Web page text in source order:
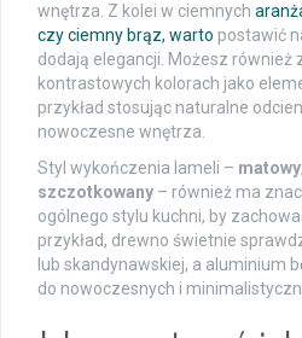
wnętrza. Z kolei w ciemnych
czy ciemny brąz, warto postawić
dodają elegancji. Możesz również
kontrastowych kolorach jako
przykład stosując naturalne
nowoczesne wnętrza.
Styl wykończenia lameli – matowy
szczotkowany – również ma
ogólnego stylu kuchni, by
przykład, drewno świetnie
lub skandynawskiej, a aluminium
do nowoczesnych i